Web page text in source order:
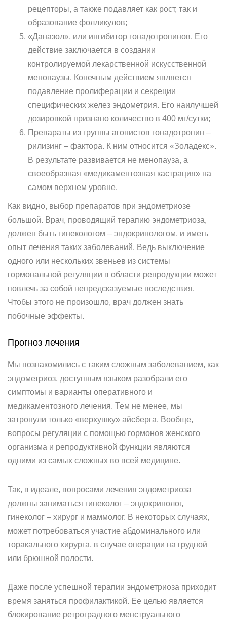
рецепторы, а также подавляет как рост, так и
образование фолликулов;
«Даназол», или ингибитор гонадотропинов. Его
действие заключается в создании
контролируемой лекарственной искусственной
менопаузы. Конечным действием является
подавление пролиферации и секреции
специфических желез эндометрия. Его наилучшей
дозировкой признано количество в 400 мг/сутки;
Препараты из группы агонистов гонадотропин –
рилизинг – фактора. К ним относится «Золадекс».
В результате развивается не менопауза, а
своеобразная «медикаментозная кастрация» на
самом верхнем уровне.
Как видно, выбор препаратов при эндометриозе
большой. Врач, проводящий терапию эндометриоза,
должен быть гинекологом – эндокринологом, и иметь
опыт лечения таких заболеваний. Ведь выключение
одного или нескольких звеньев из системы
гормональной регуляции в области репродукции может
повлечь за собой непредсказуемые последствия.
Чтобы этого не произошло, врач должен знать
побочные эффекты.
Прогноз лечения
Мы познакомились с таким сложным заболеванием, как
эндометриоз, доступным языком разобрали его
симптомы и варианты оперативного и
медикаментозного лечения. Тем не менее, мы
затронули только «верхушку» айсберга. Вообще,
вопросы регуляции с помощью гормонов женского
организма и репродуктивной функции являются
одними из самых сложных во всей медицине.
Так, в идеале, вопросами лечения эндометриоза
должны заниматься гинеколог – эндокринолог,
гинеколог – хирург и маммолог. В некоторых случаях,
может потребоваться участие абдоминального или
торакального хирурга, в случае операции на грудной
или брюшной полости.
Даже после успешной терапии эндометриоза приходит
время заняться профилактикой. Ее целью является
блокирование ретроградного менструального